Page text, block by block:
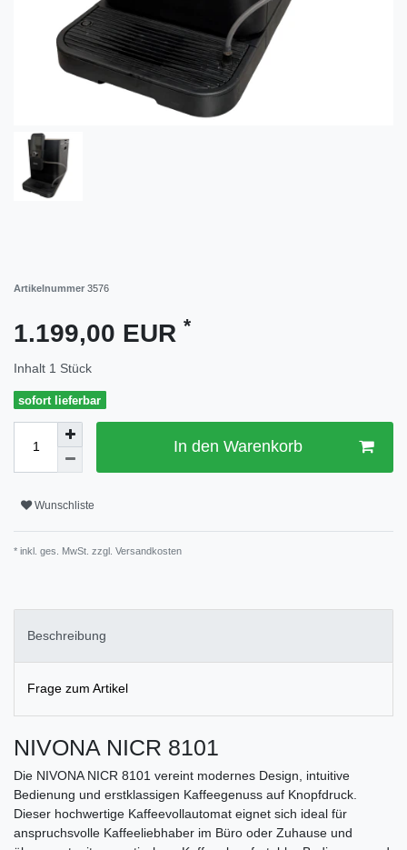
Artikelnummer 3576
1.199,00 EUR *
Inhalt 1 Stück
sofort lieferbar
In den Warenkorb
Wunschliste
* inkl. ges. MwSt. zzgl. Versandkosten
Beschreibung
Frage zum Artikel
NIVONA NICR 8101
Die NIVONA NICR 8101 vereint modernes Design, intuitive
Bedienung und erstklassigen Kaffeegenuss auf Knopfdruck.
Dieser hochwertige Kaffeevollautomat eignet sich ideal für
anspruchsvolle Kaffeeliebhaber im Büro oder Zuhause und